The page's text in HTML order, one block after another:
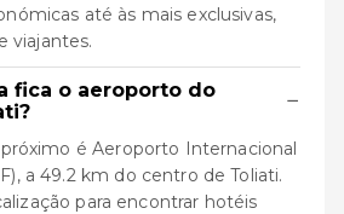
até às mais exclusivas,
viajantes.
fica o aeroporto do
−
é Aeroporto Internacional
a 49.2 km do centro de Toliati.
para encontrar hotéis